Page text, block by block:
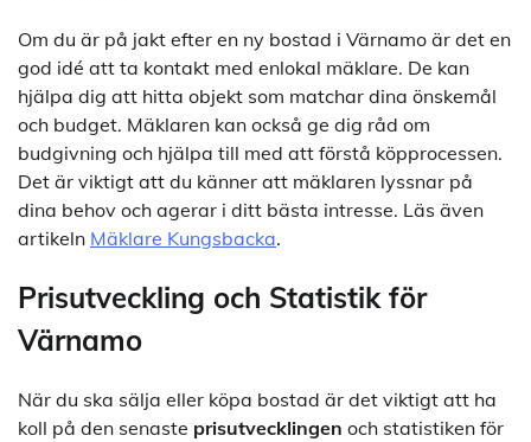
Om du är på jakt efter en ny bostad i Värnamo är det en
god idé att ta kontakt med enlokal mäklare. De kan
hjälpa dig att hitta objekt som matchar dina önskemål
och budget. Mäklaren kan också ge dig råd om
budgivning och hjälpa till med att förstå köpprocessen.
Det är viktigt att du känner att mäklaren lyssnar på
dina behov och agerar i ditt bästa intresse. Läs även
artikeln Mäklare Kungsbacka.
Prisutveckling och Statistik för
Värnamo
När du ska sälja eller köpa bostad är det viktigt att ha
koll på den senaste prisutvecklingen och statistiken för